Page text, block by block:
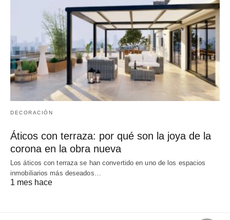
DECORACIÓN
Áticos con terraza: por qué son la joya de la
corona en la obra nueva
Los áticos con terraza se han convertido en uno de los espacios
inmobiliarios más deseados…
1 mes hace